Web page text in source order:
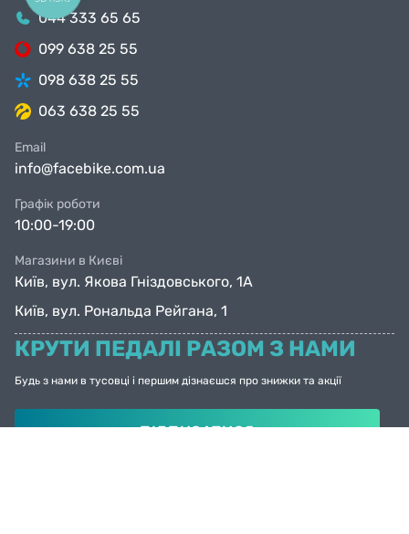
044 333 65 65
099 638 25 55
098 638 25 55
063 638 25 55
Email
info@facebike.com.ua
Графік роботи
10:00-19:00
Магазини в Києві
Київ, вул. Якова Гніздовського, 1А
Київ, вул. Рональда Рейгана, 1
КРУТИ ПЕДАЛІ РАЗОМ З НАМИ
Будь з нами в тусовці і першим дізнаєшся про знижки та акції
ПІДПИСАТИСЯ